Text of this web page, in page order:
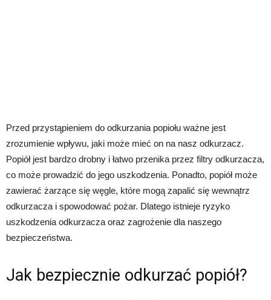
Przed przystąpieniem do odkurzania popiołu ważne jest
zrozumienie wpływu, jaki może mieć on na nasz odkurzacz.
Popiół jest bardzo drobny i łatwo przenika przez filtry odkurzacza,
co może prowadzić do jego uszkodzenia. Ponadto, popiół może
zawierać żarzące się węgle, które mogą zapalić się wewnątrz
odkurzacza i spowodować pożar. Dlatego istnieje ryzyko
uszkodzenia odkurzacza oraz zagrożenie dla naszego
bezpieczeństwa.
Jak bezpiecznie odkurzać popiół?